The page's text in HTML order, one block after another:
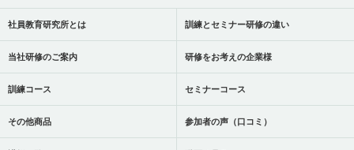
社員教育研究所とは 訓練とセミナー研修の違い
当社研修のご案内 研修をお考えの企業様
訓練コース セミナーコース
その他商品 参加者の声（口コミ）